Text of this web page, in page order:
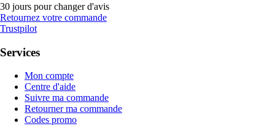
30 jours pour changer d'avis
Retournez votre commande
Trustpilot
Services
Mon compte
Centre d'aide
Suivre ma commande
Retourner ma commande
Codes promo